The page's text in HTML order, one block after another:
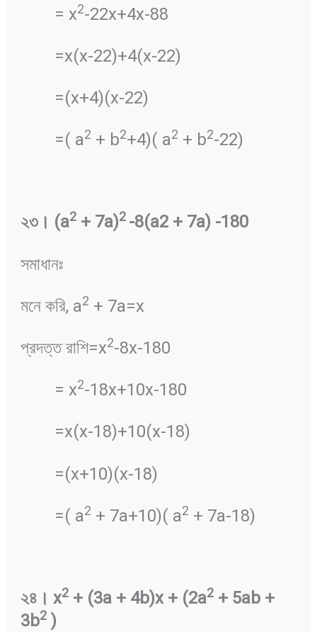
= x2-22x+4x-88
=x(x-22)+4(x-22)
=(x+4)(x-22)
=( a2 + b2+4)( a2 + b2-22)
২৩। (a2+ 7a)2 -8(a2 + 7a) -180
সমাধানঃ
মনে করি, a2 + 7a=x
প্রদত্ত রাশি=x2-8x-180
= x2-18x+10x-180
=x(x-18)+10(x-18)
=(x+10)(x-18)
=( a2 + 7a+10)( a2 + 7a-18)
২৪ । x2+ (3a + 4b)x + (2a2+ 5ab +
3b2)